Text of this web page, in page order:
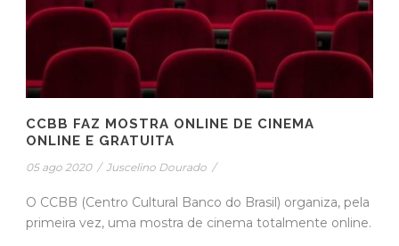
CCBB FAZ MOSTRA ONLINE DE CINEMA
ONLINE E GRATUITA
05 ago 2020 / Juscelino Dourado /
O CCBB (Centro Cultural Banco do Brasil) organiza, pela
primeira vez, uma mostra de cinema totalmente online.